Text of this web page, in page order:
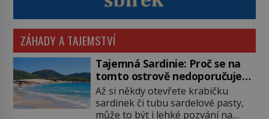
ZÁHADY A TAJEMSTVÍ
Tajemná Sardinie: Proč se na
tomto ostrově nedoporučuje
pytlovat „mořské brambory“?
Až si někdy otevřete krabičku
sardinek či tubu sardelové pasty,
může to být i lehké pozvání na